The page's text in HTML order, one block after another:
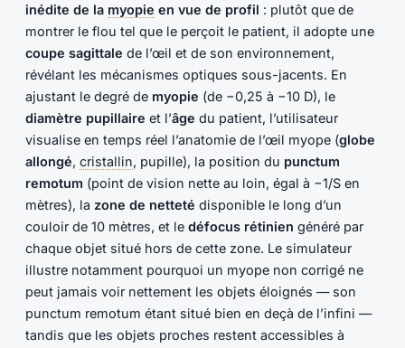
inédite de la myopie en vue de profil : plutôt que de
montrer le flou tel que le perçoit le patient, il adopte une
coupe sagittale de l’œil et de son environnement,
révélant les mécanismes optiques sous-jacents. En
ajustant le degré de myopie (de −0,25 à −10 D), le
diamètre pupillaire et l’âge du patient, l’utilisateur
visualise en temps réel l’anatomie de l’œil myope (globe
allongé, cristallin, pupille), la position du punctum
remotum (point de vision nette au loin, égal à −1/S en
mètres), la zone de netteté disponible le long d’un
couloir de 10 mètres, et le défocus rétinien généré par
chaque objet situé hors de cette zone. Le simulateur
illustre notamment pourquoi un myope non corrigé ne
peut jamais voir nettement les objets éloignés — son
punctum remotum étant situé bien en deçà de l’infini —
tandis que les objets proches restent accessibles à